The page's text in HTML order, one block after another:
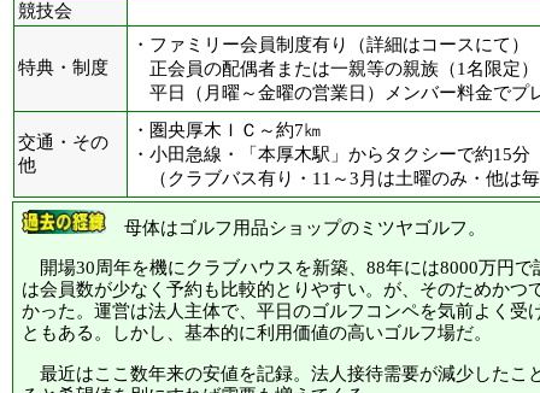
競技会
特典・制度
・ファミリー会員制度有り（詳細はコースにて）
正会員の配偶者または一親等の親族（1名限定）
平日（月曜～金曜の営業日）メンバー料金でプ
交通・その
他
・圏央厚木ＩＣ～約7㎞
・小田急線・「本厚木駅」からタクシーで約15分
（クラブバス有り・11～3月は土曜のみ・他は
母体はゴルフ用品ショップのミツヤゴルフ。
開場30周年を機にクラブハウスを新築、88年には8000万円
は会員数が少なく予約も比較的とりやすい。が、そのためかつ
かった。運営は法人主体で、平日のゴルフコンペを気前よく受
ともある。しかし、基本的に利用価値の高いゴルフ場だ。
最近はここ数年来の安値を記録。法人接待需要が減少したこ